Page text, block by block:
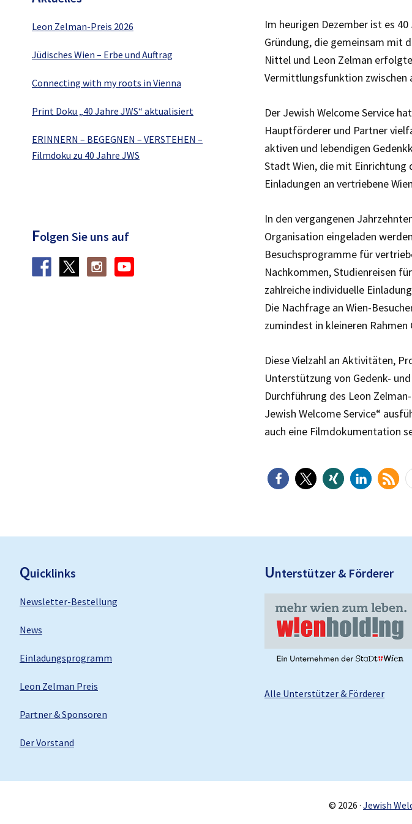
Im heurigen Dezember ist es
Gründung, die gemeinsam mit
Nittel und Leon Zelman
Vermittlungsfunktion zwischen
Der Jewish Welcome Service
Hauptförderer und Partner
aktiven und lebendigen
Stadt Wien, die mit Einrichtung
Einladungen an vertriebene
In den vergangenen
Organisation eingeladen
Besuchsprogramme für
Nachkommen, Studienreisen
zahlreiche individuelle
Die Nachfrage an Wien-
zumindest in kleineren Rahmen
Diese Vielzahl an Aktivitäten,
Unterstützung von Gedenk-
Durchführung des Leon
Jewish Welcome Service“
auch eine Filmdokumentation
Leon Zelman-Preis 2026
Jüdisches Wien – Erbe und Auftrag
Connecting with my roots in Vienna
Print Doku „40 Jahre JWS“ aktualisiert
ERINNERN – BEGEGNEN – VERSTEHEN –
Filmdoku zu 40 Jahre JWS
Folgen Sie uns auf
Quicklinks
Newsletter-Bestellung
News
Einladungsprogramm
Leon Zelman Preis
Partner & Sponsoren
Der Vorstand
Unterstützer & Förderer
Alle Unterstützer & Förderer
© 2026 · Jewish